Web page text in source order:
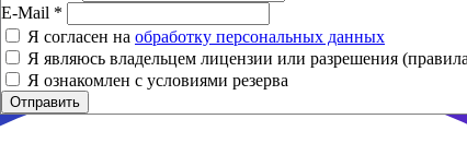
E-Mail *
Я согласен на обработку персональных данных
Я являюсь владельцем лицензии или разрешения
Я ознакомлен с условиями резерва
Отправить